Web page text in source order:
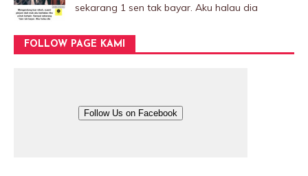
sekarang 1 sen tak bayar. Aku halau dia
FOLLOW PAGE KAMI
Follow Us on Facebook